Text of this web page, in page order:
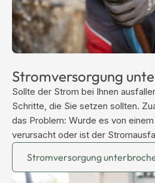
Stromversorgung
Sollte der Strom bei Ihnen
Schritte, die Sie setzen sollten.
das Problem: Wurde es von
verursacht oder ist der
Stromversorgung